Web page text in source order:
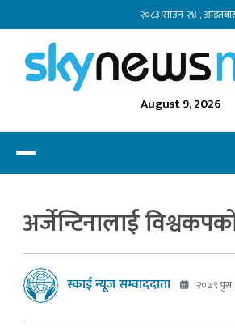
२०८३ साउन २४ , आइतबार
August 9, 2026
अर्जेन्टिनालाई
स्काई न्यूज सम्वाददाता २०७९ पुस